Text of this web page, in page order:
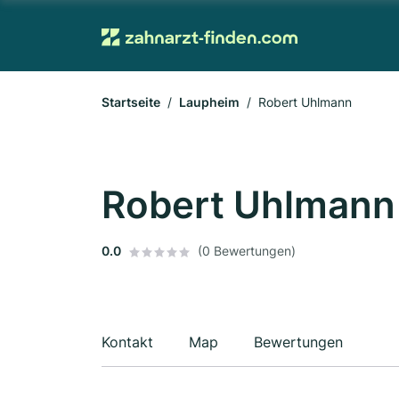
Startseite Laupheim Robert Uhlmann
Robert Uhlmann
0.0 (0 Bewertungen)
Kontakt Map Bewertungen